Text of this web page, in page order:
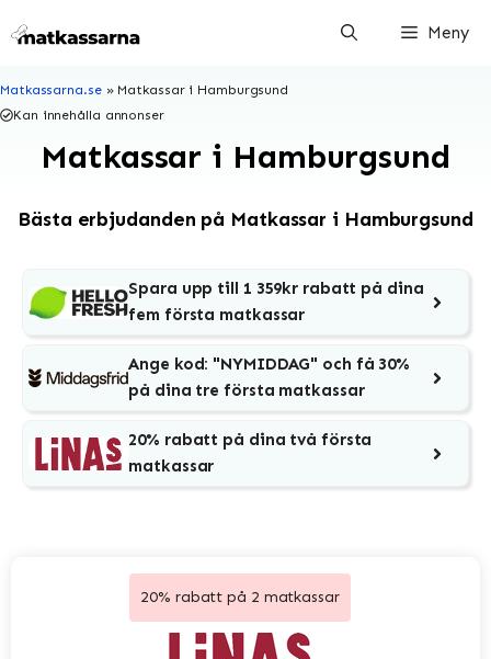
till
Meny
Matkassarna.se» Matkassar i Hamburgsund
Kan innehålla annonser
Matkassar i Hamburgsund
Bästa erbjudanden på Matkassar i Hamburgsund
Spara upp till 1 359kr rabatt på dina
fem första matkassar
Ange kod: "NYMIDDAG" och få 30%
på dina tre första matkassar
20% rabatt på dina två första
matkassar
20% rabatt på 2 matkassar